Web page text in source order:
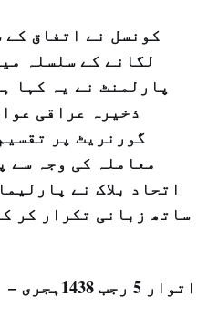
کونسل نے اتفاق
لگانے کے سلسلہ
پارلمنٹ نے یہ کہا
ذخیرہ عراقی
گورنریٹ پر
معاملہ کی وجہ سے
اتحاد بلاک نے
ساتھ زبانی تکرار کر